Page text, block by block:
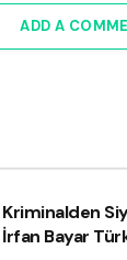
ADD A
Kriminalden
İrfan Bayar